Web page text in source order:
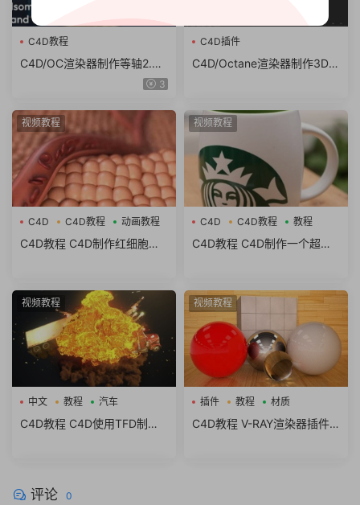
C4D教程
C4D/OC渲染器制作等轴2.5D
房子建模渲染教程How to Ma
ema 4D and Octane
3
C4D插件
C4D/Octane渲染器制作3D色
D
视频教程
C4D C4D教程 动画教程
C4D教程 C4D制作红细胞血
视频教程
C4D C4D教程 教程
C4D教程 C4D制作一个超写
视频教程
中文 教程 汽车
C4D教程 C4D使用TFD制作
视频教程
插件 教程 材质
C4D教程 V-RAY渲染器插件
评论 0